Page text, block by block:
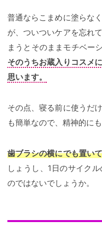
普通ならこまめに塗らな
が、ついついケアを忘れ
まうとそのままモチベー
そのうちお蔵入りコスメ
思います。
その点、寝る前に使うだ
も簡単なので、精神的に
歯ブラシの横にでも置い
しょうし、1日のサイク
のではないでしょうか。